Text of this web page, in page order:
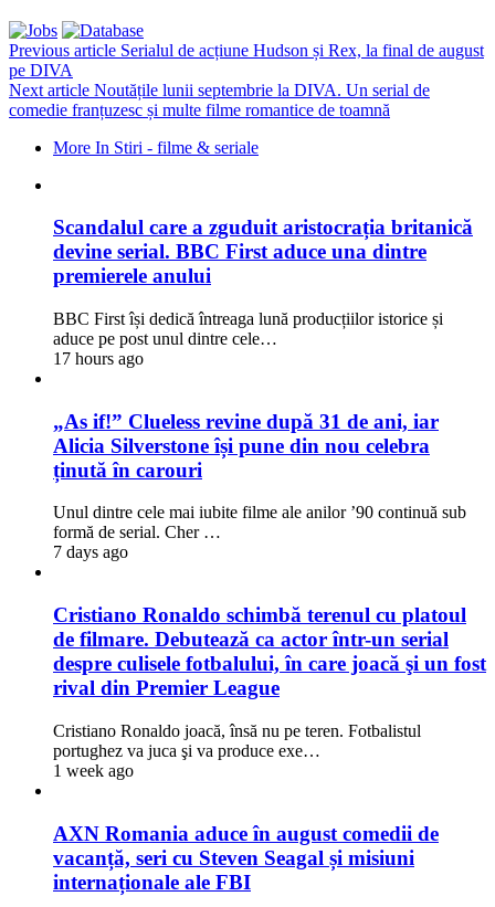
Previous article Serialul de acțiune Hudson și Rex, la final de august
pe DIVA
Next article Noutățile lunii septembrie la DIVA. Un serial de
comedie franțuzesc și multe filme romantice de toamnă
More In Stiri - filme & seriale
Scandalul care a zguduit aristocrația britanică
devine serial. BBC First aduce una dintre
premierele anului
BBC First își dedică întreaga lună producțiilor istorice și
aduce pe post unul dintre cele…
17 hours ago
„As if!” Clueless revine după 31 de ani, iar
Alicia Silverstone își pune din nou celebra
ținută în carouri
Unul dintre cele mai iubite filme ale anilor ’90 continuă sub
formă de serial. Cher …
7 days ago
Cristiano Ronaldo schimbă terenul cu platoul
de filmare. Debutează ca actor într-un serial
despre culisele fotbalului, în care joacă şi un fost
rival din Premier League
Cristiano Ronaldo joacă, însă nu pe teren. Fotbalistul
portughez va juca şi va produce exe…
1 week ago
AXN Romania aduce în august comedii de
vacanță, seri cu Steven Seagal și misiuni
internaționale ale FBI